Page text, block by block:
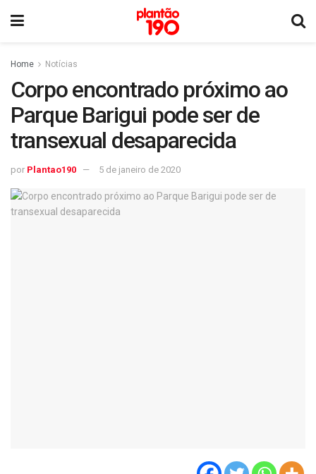
Home Notícias
Corpo encontrado próximo ao
Parque Barigui pode ser de
transexual desaparecida
por Plantao190 5 de janeiro de 2020